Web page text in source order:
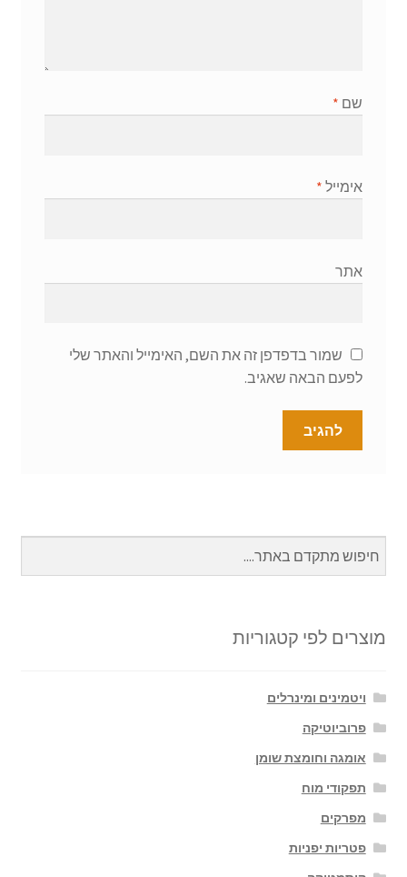
שם *
אימייל *
אתר
שמור בדפדפן זה את השם, האימייל והאתר שלי
לפעם הבאה שאגיב.
מוצרים לפי קטגוריות
ויטמינים ומינרלים
פרוביוטיקה
אומגה וחומצת שומן
תפקודי מוח
מפרקים
פטריות יפניות